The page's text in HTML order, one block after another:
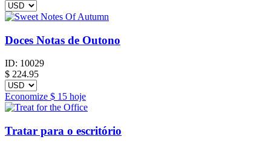
Doces Notas de Outono
ID: 10029
$ 224.95
Economize $ 15 hoje
Tratar para o escritório